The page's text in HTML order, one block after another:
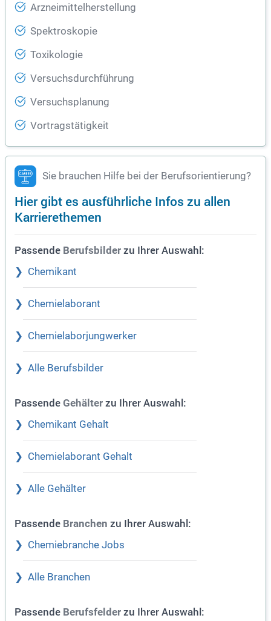
Arzneimittelherstellung
Spektroskopie
Toxikologie
Versuchsdurchführung
Versuchsplanung
Vortragstätigkeit
Sie brauchen Hilfe bei der Berufsorientierung?
Hier gibt es ausführliche Infos zu allen
Karrierethemen
Passende Berufsbilder zu Ihrer Auswahl:
Chemikant
Chemielaborant
Chemielaborjungwerker
Alle Berufsbilder
Passende Gehälter zu Ihrer Auswahl:
Chemikant Gehalt
Chemielaborant Gehalt
Alle Gehälter
Passende Branchen zu Ihrer Auswahl:
Chemiebranche Jobs
Alle Branchen
Passende Berufsfelder zu Ihrer Auswahl: